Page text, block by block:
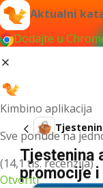
Aktualni
Dodajte u
Kimbino aplikacija
Sve ponude na
(14,1 tis. recenzija)
Otvoriti
Tjestenina
promocije i